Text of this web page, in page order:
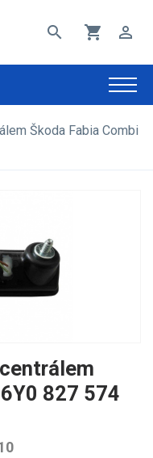
search shopping_cart perm_identity
Škoda Fabia Combi
827 574